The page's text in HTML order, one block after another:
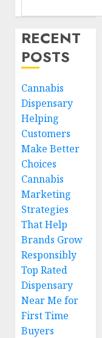
RECENT
POSTS
Cannabis
Dispensary
Helping
Customers
Make Better
Choices
Cannabis
Marketing
Strategies
That Help
Brands Grow
Responsibly
Top Rated
Dispensary
Near Me for
First Time
Buyers